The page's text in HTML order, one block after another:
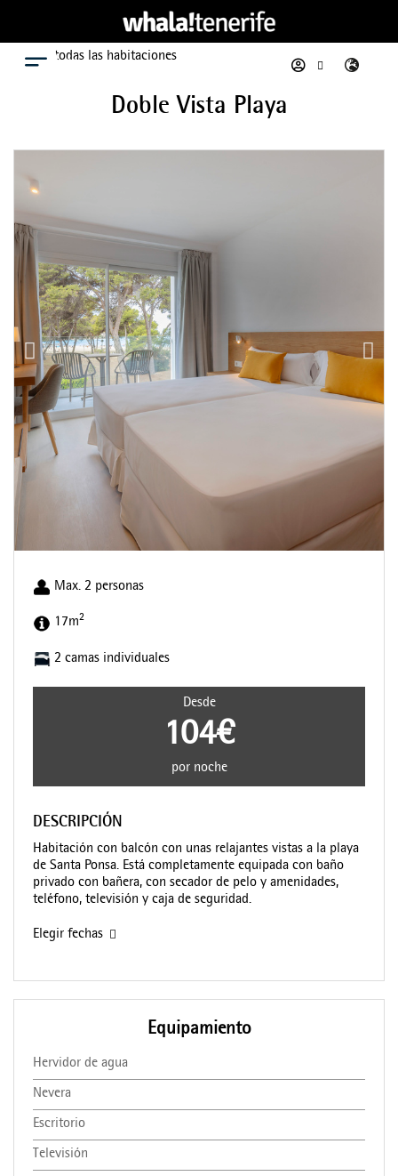
Menú
Ver todas las habitaciones
Doble Vista Playa
Max. 2 personas
17m2
2 camas individuales
Desde
104€
por noche
DESCRIPCIÓN
Habitación con balcón con unas relajantes vistas a la playa
de Santa Ponsa. Está completamente equipada con baño
privado con bañera, con secador de pelo y amenidades,
teléfono, televisión y caja de seguridad.
Elegir fechas
Equipamiento
Hervidor de agua
Nevera
Escritorio
Televisión